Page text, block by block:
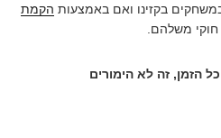
בקזינו ואם באמצעות הקמת
חוקי משלהם.
הזמן, זה לא הימורים